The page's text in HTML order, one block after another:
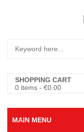
SHOPPING CART
0 items - €0.00
MAIN MENU